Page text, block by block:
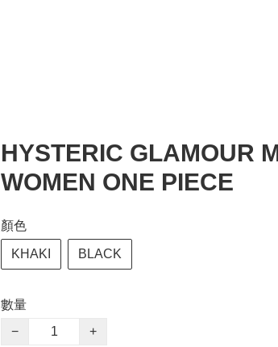
HYSTERIC GLAMOUR
WOMEN ONE PIECE
顏色
KHAKI BLACK
數量
−
+